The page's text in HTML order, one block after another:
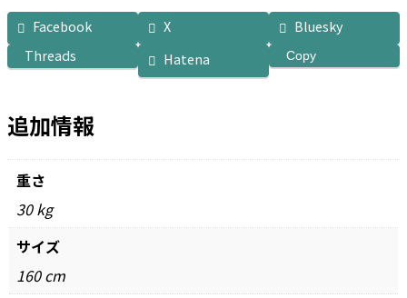
Facebook X
Bluesky
Threads
Hatena Copy
追加情報
重さ
30 kg
サイズ
160 cm